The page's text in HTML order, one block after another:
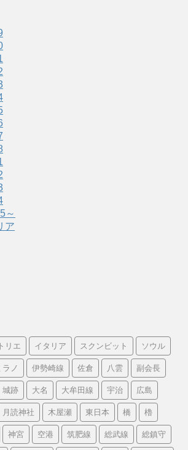
～
ア
リエ イタリア スクンビット ソウル
ラノ 伊勢崎線 佐倉 八雲 副会長
城跡 大名 大牟田線 宇治 広島
月読神社 木屋瀬 東日本 橋 櫓
神宮 空港 筑肥線 総武線 総鎮守